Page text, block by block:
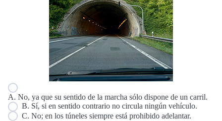
A. No, ya que su sentido de la marcha sólo dispone de un carril.
B. Sí, si en sentido contrario no circula ningún vehículo.
C. No; en los túneles siempre está prohibido adelantar.